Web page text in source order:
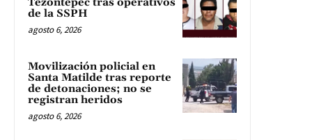
de la SSPH
agosto 6, 2026
Movilización policial en
Santa Matilde tras reporte
de detonaciones; no se
registran heridos
agosto 6, 2026